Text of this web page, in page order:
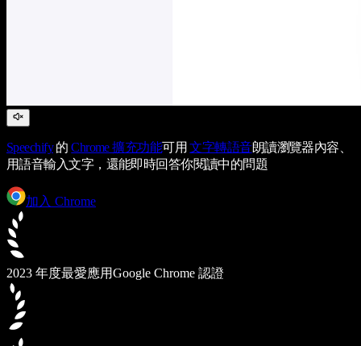
Speechify的Chrome 擴充功能可用文字轉語音朗讀瀏覽器內容、
用語音輸入文字，還能即時回答你閱讀中的問題
加入 Chrome
2023 年度最愛應用Google Chrome 認證